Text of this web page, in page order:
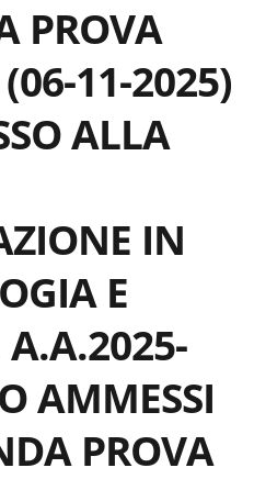
PROVA
11-2025)
ALLA
IN
E
AMMESSI
PROVA